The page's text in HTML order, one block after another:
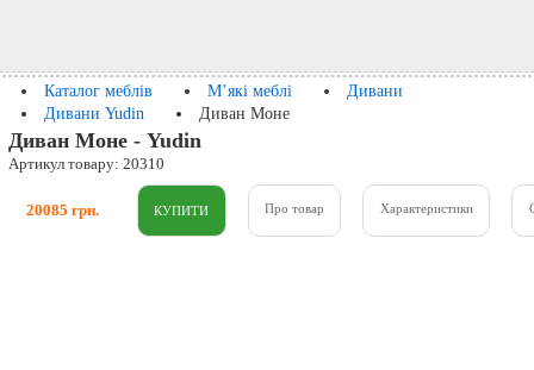
Каталог меблів М’які меблі
Дивани
Дивани Yudin
Диван Моне
Диван Моне - Yudin
Артикул товару: 20310
20085 грн. Про товар Характеристики